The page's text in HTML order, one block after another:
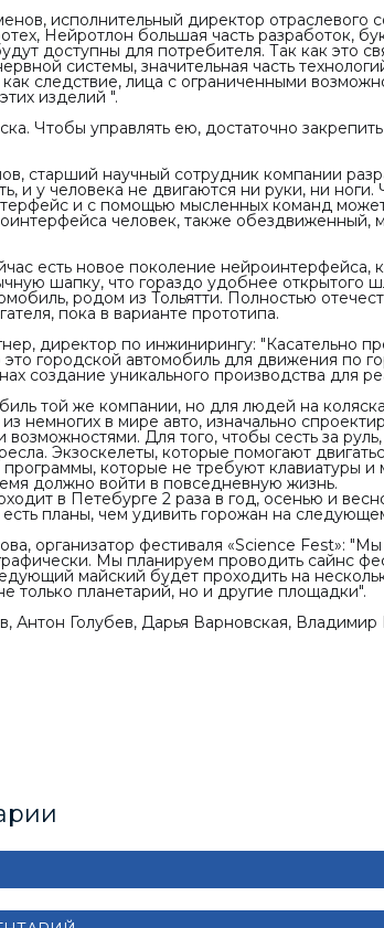
исполнительный директор отраслевого
Нейротлон большая часть разработок,
доступны для потребителя. Так как это
системы, значительная часть
следствие, лица с ограниченными
изделий ".
Чтобы управлять ею, достаточно
старший научный сотрудник компании
и у человека не двигаются ни руки, ни
и с помощью мысленных команд
человек, также обездвиженный,
есть новое поколение нейроинтерфейса,
шапку, что гораздо удобнее открытого
родом из Тольятти. Полностью
пока в варианте прототипа.
директор по инжинирингу: "Касательно
это городской автомобиль для движения по
создание уникального производства для
той же компании, но для людей на
немногих в мире авто, изначально
возможностями. Для того, чтобы сесть за
Экзоскелеты, которые помогают
которые не требуют клавиатуры и
должно войти в повседневную жизнь.
в Петебурге 2 раза в год, осенью и
есть планы, чем удивить горожан на
организатор фестиваля «Science Fest»: "Мы
Мы планируем проводить сайнс
майский будет проходить на
только планетарий, но и другие площадки".
Антон Голубев, Дарья Варновская,